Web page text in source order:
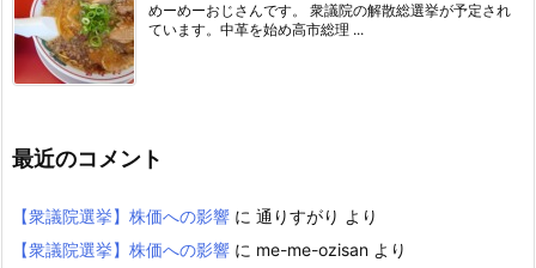
めーめーおじさんです。 衆議院の解散総選挙が予定され
ています。中革を始め高市総理 ...
最近のコメント
【衆議院選挙】株価への影響 に 通りすがり より
【衆議院選挙】株価への影響 に me-me-ozisan より